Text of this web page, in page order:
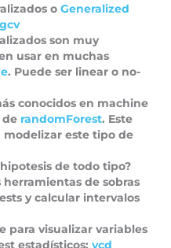
oGeneralized
son muy
usar en muchas
. Puede ser linear o no-
conocidos en machine
de randomForest. Este
modelizar este tipo de
de todo tipo?
herramientas de sobras
y calcular intervalos
para visualizar variables
estadísticos:vcd